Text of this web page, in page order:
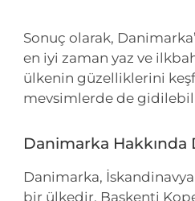
Sonuç olarak,
en iyi zaman yaz ve
ülkenin güzelliklerini
mevsimlerde de
Danimarka
Danimarka,
bir ülkedir. Başkenti